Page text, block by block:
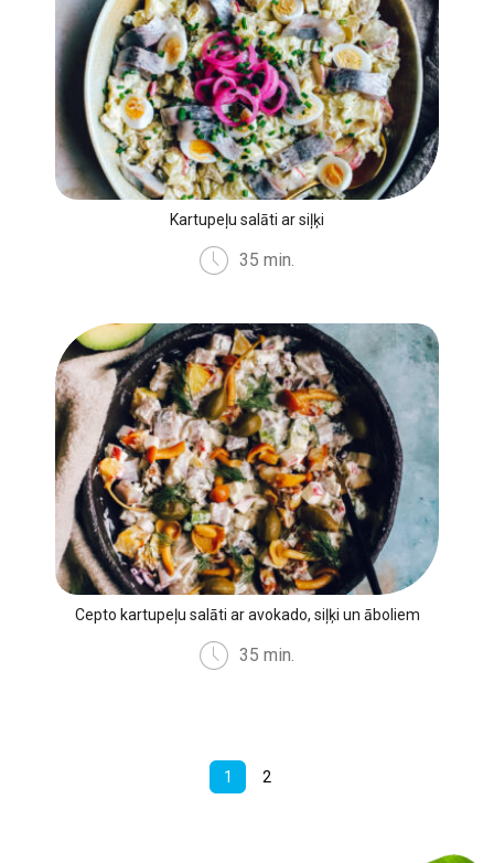
Kartupeļu salāti ar siļķi
35 min.
Cepto kartupeļu salāti ar avokado, siļķi un āboliem
35 min.
1 2